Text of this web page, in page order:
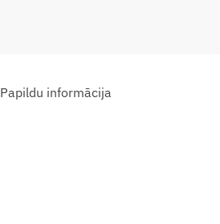
Papildu informācija